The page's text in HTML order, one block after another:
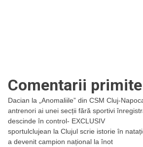
Comentarii primite
Dacian la
„Anomaliile” din CSM Cluj-
antrenori ai unei secții fără sportivi
descinde în control- EXCLUSIV
sportulclujean la Clujul scrie istorie în
a devenit campion național la înot